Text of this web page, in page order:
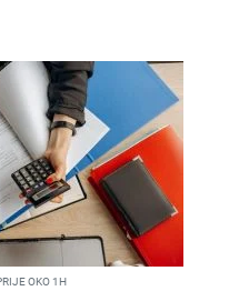
OKO 1H